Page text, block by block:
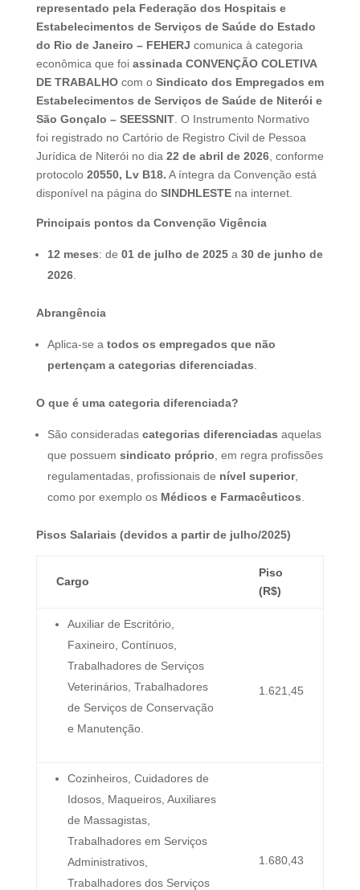
representado pela Federação dos Hospitais e
Estabelecimentos de Serviços de Saúde do Estado
do Rio de Janeiro – FEHERJ comunica à categoria
econômica que foi assinada CONVENÇÃO COLETIVA
DE TRABALHOcom o Sindicato dos Empregados em
Estabelecimentos de Serviços de Saúde de Niterói e
São Gonçalo – SEESSNIT. O Instrumento Normativo
foi registrado no Cartório de Registro Civil de Pessoa
Jurídica de Niterói no dia 22 de abril de 2026, conforme
protocolo 20550, Lv B18. A íntegra da Convenção está
disponível na página do SINDHLESTEna internet.
Principais pontos da Convenção Vigência
12 meses: de 01 de julho de 2025a 30 de junho de
2026.
Abrangência
Aplica-se a todos os empregados que não
pertençam a categorias diferenciadas
O que é uma categoria diferenciada?
São consideradas categorias diferenciadas aquelas
que possuem sindicato próprio , em regra profissões
regulamentadas, profissionais de nível superior,
como por exemplo os Médicos e Farmacêuticos
Pisos Salariais (devidos a partir de julho/2025)
Cargo
Piso
(R$)
Auxiliar de Escritório,
Faxineiro, Contínuos,
Trabalhadores de Serviços
Veterinários, Trabalhadores
de Serviços de Conservação
e Manutenção.
1.621,45
Cozinheiros, Cuidadores de
Idosos, Maqueiros, Auxiliares
de Massagistas,
Trabalhadores em Serviços
Administrativos,
Trabalhadores dos Serviços
1.680,43